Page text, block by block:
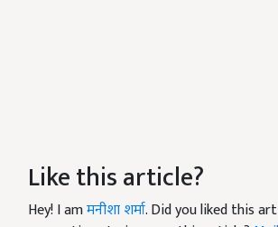
Like this article?
Hey! I amमनीशा शर्मा. Did you liked this